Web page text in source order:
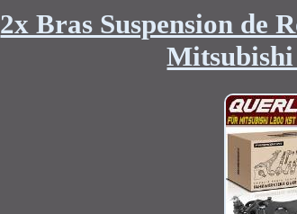
2x Bras Suspension de